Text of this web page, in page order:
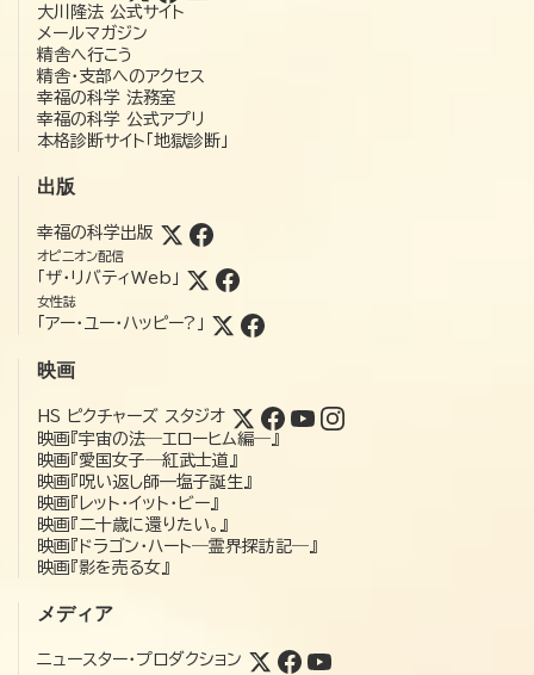
大川隆法 公式サイト
メールマガジン
精舎へ行こう
精舎・支部へのアクセス
幸福の科学 法務室
幸福の科学 公式アプリ
本格診断サイト「地獄診断」
出版
幸福の科学出版
オピニオン配信
「ザ・リバティWeb」
女性誌
「アー・ユー・ハッピー?」
映画
HS ピクチャーズ スタジオ
映画『宇宙の法―エローヒム編―』
映画『愛国女子―紅武士道』
映画『呪い返し師—塩子誕生』
映画『レット・イット・ビー』
映画『二十歳に還りたい。』
映画『ドラゴン・ハート―霊界探訪記―』
映画『影を売る女』
メディア
ニュースター・プロダクション